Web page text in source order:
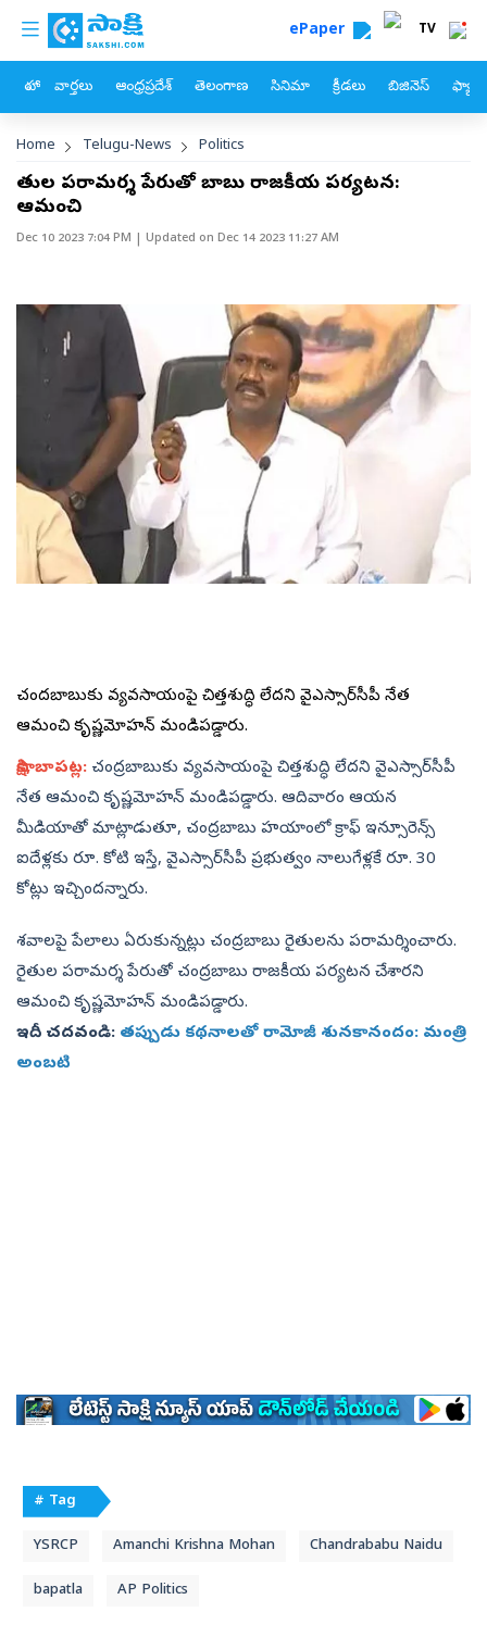
Skip to main content
custom menu ePaper TV
హోం వార్తలు ఆంధ్రప్రదేశ్ తెలంగాణ సినిమా క్రీడలు బిజినెస్
Breadcrumb
Home Telugu-News Politics
రైతుల పరామర్శ పేరుతో బాబు రాజకీయ పర్యటన:
ఆమంచి
Dec 10 2023 7:04 PM | Updated on Dec 14 2023 11:27 AM
చంద్రబాబుకు వ్యవసాయంపై చిత్తశుద్ధి లేదని వైఎస్సార్‌సీపీ నేత
ఆమంచి కృష్ణమోహన్ మండిపడ్డారు.
సాక్షి, బాపట్ల: చంద్రబాబుకు వ్యవసాయంపై చిత్తశుద్ధి లేదని వైఎస్సార్‌సీపీ
నేత ఆమంచి కృష్ణమోహన్ మండిపడ్డారు. ఆదివారం ఆయన
మీడియాతో మాట్లాడుతూ, చంద్రబాబు హయాంలో క్రాఫ్ ఇన్సూరెన్స్
ఐదేళ్లకు రూ. కోటి ఇస్తే, వైఎస్సార్‌సీపీ ప్రభుత్వం నాలుగేళ్లకే రూ. 30
కోట్లు ఇచ్చిందన్నారు.
శవాలపై పేలాలు ఏరుకున్నట్లు చంద్రబాబు రైతులను పరామర్శించారు.
రైతుల పరామర్శ పేరుతో చంద్రబాబు రాజకీయ పర్యటన చేశారని
ఆమంచి కృష్ణమోహన్ మండిపడ్డారు.
ఇదీ చదవండి: తప్పుడు కథనాలతో రామోజీ శునకానందం: మంత్రి
అంబటి
# Tag
YSRCP Amanchi Krishna Mohan Chandrababu Naidu
bapatla AP Politics